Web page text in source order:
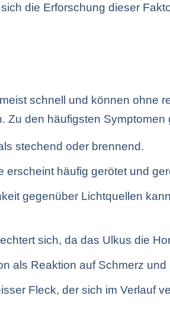
die Erforschung dieser
schnell und können ohne
Zu den häufigsten Symptomen
stechend oder brennend.
erscheint häufig gerötet und
gegenüber Lichtquellen
sich, da das Ulkus die
als Reaktion auf Schmerz und
Fleck, der sich im Verlauf